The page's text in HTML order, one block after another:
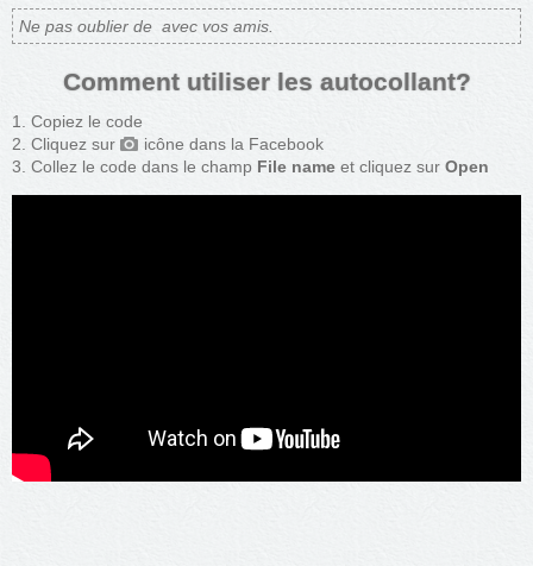
Ne pas oublier de avec vos amis.
Comment utiliser les autocollant?
Copiez le code
Cliquez sur
icône dans la Facebook
Collez le code dans le champ File name et cliquez sur Open